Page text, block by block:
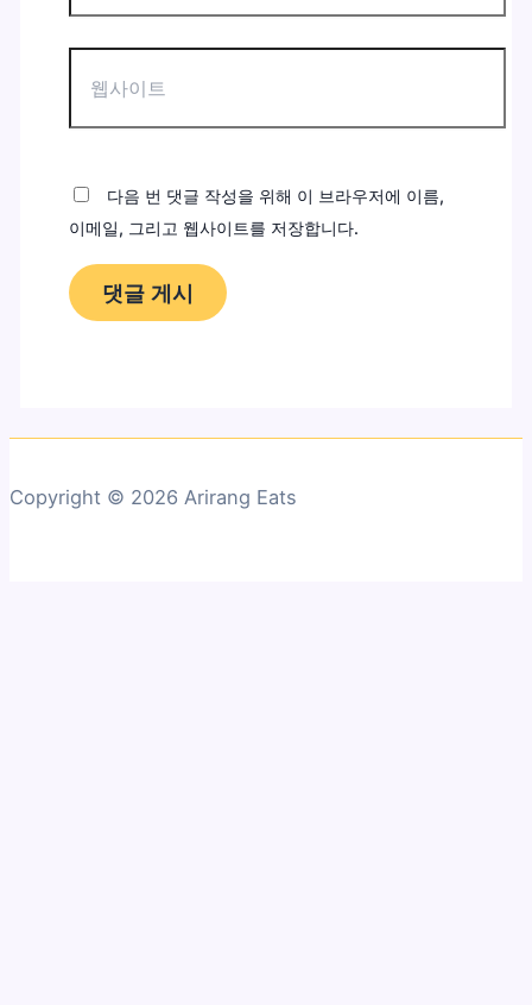
*
트
다음 번 댓글 작성을 위해 이 브라우저에 이름,
이메일, 그리고 웹사이트를 저장합니다.
Copyright © 2026 Arirang Eats